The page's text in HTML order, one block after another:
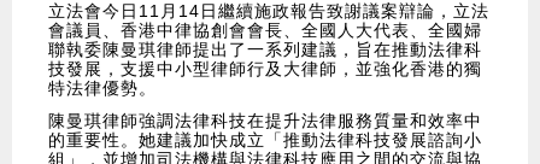
立法會今日11月14日繼續施政報告致謝議案辯論，立法
會議員、香港中律協創會會長、全國人大代表、全國婦
聯執委陳曼琪律師提出了一系列建議，旨在推動法律科
技發展，支援中小型律師行及大律師，並強化香港的獨
特法律優勢。
陳曼琪律師強調法律科技在提升法律服務質量和效率中
的重要性。她建議加快成立「推動法律科技發展諮詢小
組」，並增加司法機構與法律科技應用之間的交流與協